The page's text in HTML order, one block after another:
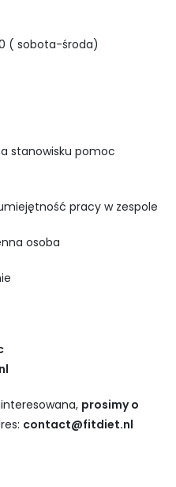
( sobota-środa)
stanowisku pomoc
pracy w zespole
osoba
prosimy o
contact@fitdiet.nl